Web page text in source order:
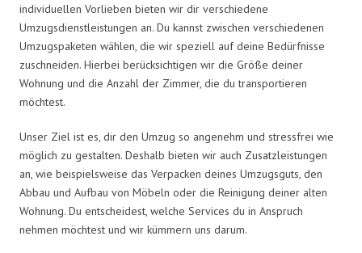
individuellen Vorlieben bieten wir dir verschiedene
Umzugsdienstleistungen an. Du kannst zwischen verschiedenen
Umzugspaketen wählen, die wir speziell auf deine Bedürfnisse
zuschneiden. Hierbei berücksichtigen wir die Größe deiner
Wohnung und die Anzahl der Zimmer, die du transportieren
möchtest.
Unser Ziel ist es, dir den Umzug so angenehm und stressfrei wie
möglich zu gestalten. Deshalb bieten wir auch Zusatzleistungen
an, wie beispielsweise das Verpacken deines Umzugsguts, den
Abbau und Aufbau von Möbeln oder die Reinigung deiner alten
Wohnung. Du entscheidest, welche Services du in Anspruch
nehmen möchtest und wir kümmern uns darum.